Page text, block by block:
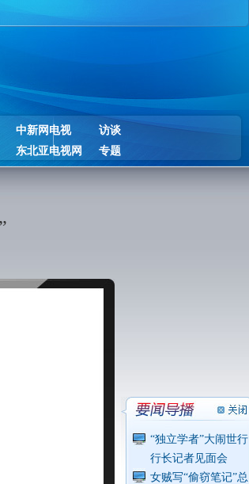
中新网电视
访谈
东北亚电视网
专题
“独立学者”大闹世行
行长记者见面会
女贼写“偷窃笔记”总